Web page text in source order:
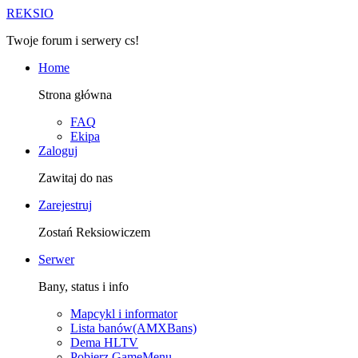
REKSIO
Twoje forum i serwery cs!
Home
Strona główna
FAQ
Ekipa
Zaloguj
Zawitaj do nas
Zarejestruj
Zostań Reksiowiczem
Serwer
Bany, status i info
Mapcykl i informator
Lista banów(AMXBans)
Dema HLTV